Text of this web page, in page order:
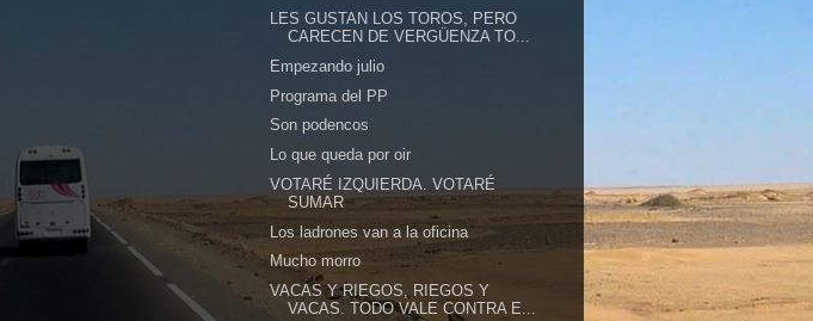
LES GUSTAN LOS TOROS, PERO
CARECEN DE VERGÜENZA TO...
Empezando julio
Programa del PP
Son podencos
Lo que queda por oir
VOTARÉ IZQUIERDA. VOTARÉ
SUMAR
Los ladrones van a la oficina
Mucho morro
VACAS Y RIEGOS, RIEGOS Y
VACAS. TODO VALE CONTRA E...